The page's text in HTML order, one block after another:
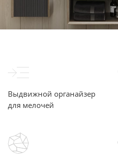
Выдвижной органайзер
для мелочей